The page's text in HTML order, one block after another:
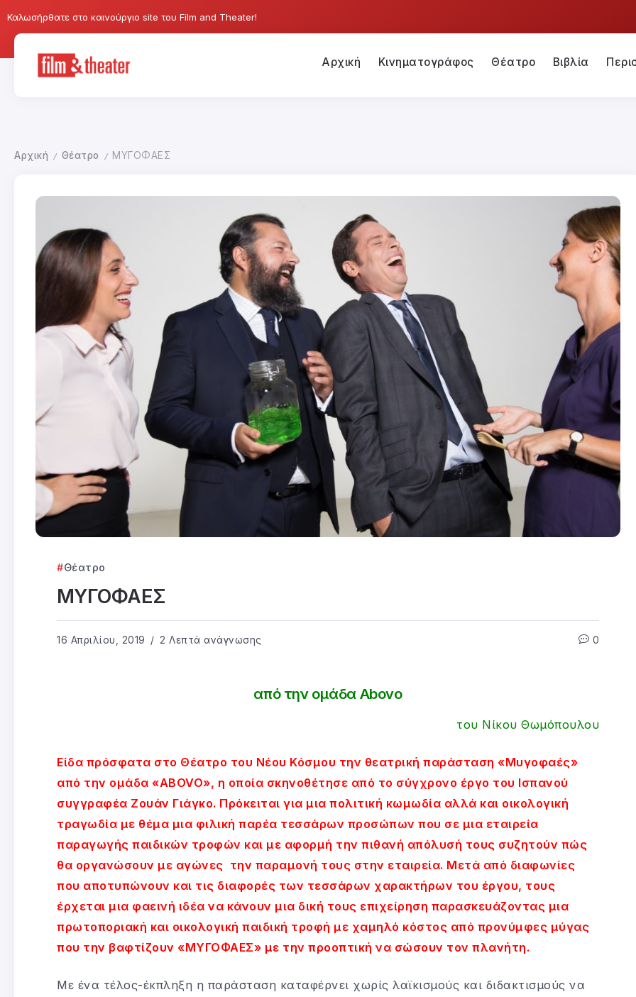
Καλωσήρθατε στο καινούργιο site του Film and Theater!
Αρχική Κινηματογράφος Θέατρο Βιβλία
Αρχική / Θέατρο / ΜΥΓΟΦΑΕΣ
Θέατρο
ΜΥΓΟΦΑΕΣ
16 Απριλίου, 2019 2 Λεπτά ανάγνωσης 0
από την ομάδα Abovo
του Νίκου Θωμόπουλου
Είδα πρόσφατα στο Θέατρο του Νέου Κόσμου την θεατρική παράσταση «Μυγοφαές»
από την ομάδα «ABOVO», η οποία σκηνοθέτησε από το σύγχρονο έργο του Ισπανού
συγγραφέα Ζουάν Γιάγκο. Πρόκειται για μια πολιτική κωμωδία αλλά και οικολογική
τραγωδία με θέμα μια φιλική παρέα τεσσάρων προσώπων που σε μια εταιρεία
παραγωγής παιδικών τροφών και με αφορμή την πιθανή απόλυσή τους συζητούν πώς
θα οργανώσουν με αγώνες την παραμονή τους στην εταιρεία. Μετά από διαφωνίες
που αποτυπώνουν και τις διαφορές των τεσσάρων χαρακτήρων του έργου, τους
έρχεται μια φαεινή ιδέα να κάνουν μια δική τους επιχείρηση παρασκευάζοντας μια
πρωτοποριακή και οικολογική παιδική τροφή με χαμηλό κόστος από προνύμφες μύγας
που την βαφτίζουν «ΜΥΓΟΦΑΕΣ» με την προοπτική να σώσουν τον πλανήτη.
Με ένα τέλος-έκπληξη η παράσταση καταφέρνει χωρίς λαϊκισμούς και διδακτισμούς να